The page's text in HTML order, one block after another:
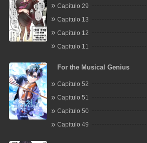
Capitulo 29
Capitulo 13
Capitulo 12
Capitulo 11
For the Musical Genius
Capitulo 52
Capitulo 51
Capitulo 50
Capitulo 49